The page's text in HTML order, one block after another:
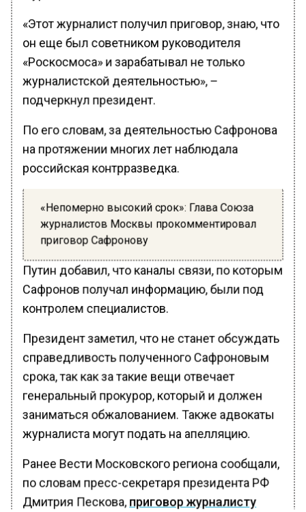
«Этот журналист получил приговор, знаю, что
он еще был советником руководителя
«Роскосмоса» и зарабатывал не только
журналистской деятельностью», –
подчеркнул президент.
По его словам, за деятельностью Сафронова
на протяжении многих лет наблюдала
российская контрразведка.
«Непомерно высокий срок»: Глава Союза
журналистов Москвы прокомментировал
приговор Сафронову
Путин добавил, что каналы связи, по которым
Сафронов получал информацию, были под
контролем специалистов.
Президент заметил, что не станет обсуждать
справедливость полученного Сафроновым
срока, так как за такие вещи отвечает
генеральный прокурор, который и должен
заниматься обжалованием. Также адвокаты
журналиста могут подать на апелляцию.
Ранее Вести Московского региона сообщали,
по словам пресс-секретаря президента РФ
Дмитрия Пескова,приговор журналисту